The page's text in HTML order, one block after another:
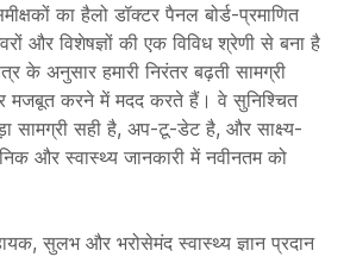
का हैलो डॉक्टर पैनल बोर्ड-प्रमाणित
और विशेषज्ञों की एक विविध श्रेणी से बना है
के अनुसार हमारी निरंतर बढ़ती सामग्री
मजबूत करने में मदद करते हैं। वे सुनिश्चित
सामग्री सही है, अप-टू-डेट है, और साक्ष्य-
और स्वास्थ्य जानकारी में नवीनतम को
सुलभ और भरोसेमंद स्वास्थ्य ज्ञान प्रदान